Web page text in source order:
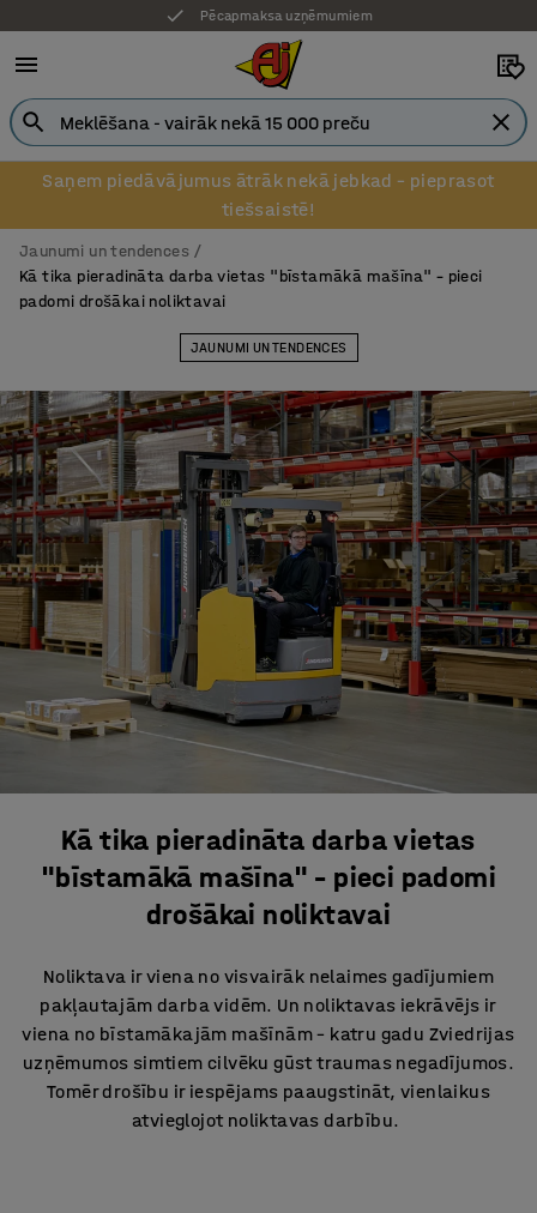
7 gadu garantija
Saņem piedāvājumus ātrāk nekā jebkad – pieprasot
tiešsaistē!
Jaunumi un tendences
Kā tika pieradināta darba vietas "bīstamākā mašīna" – pieci
padomi drošākai noliktavai
JAUNUMI UN TENDENCES
Kā tika pieradināta darba vietas
"bīstamākā mašīna" – pieci padomi
drošākai noliktavai
Noliktava ir viena no visvairāk nelaimes gadījumiem
pakļautajām darba vidēm. Un noliktavas iekrāvējs ir
viena no bīstamākajām mašīnām – katru gadu Zviedrijas
uzņēmumos simtiem cilvēku gūst traumas negadījumos.
Tomēr drošību ir iespējams paaugstināt, vienlaikus
atvieglojot noliktavas darbību.